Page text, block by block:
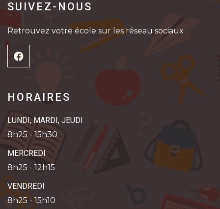
SUIVEZ-NOUS
Retrouvez votre école sur les réseau sociaux
HORAIRES
LUNDI, MARDI, JEUDI
8h25 - 15h30
MERCREDI
8h25 - 12h15
VENDREDI
8h25 - 15h10